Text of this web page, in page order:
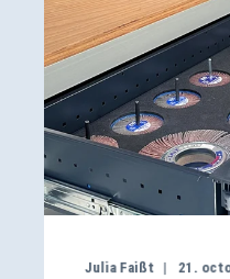
Julia Faißt 21.